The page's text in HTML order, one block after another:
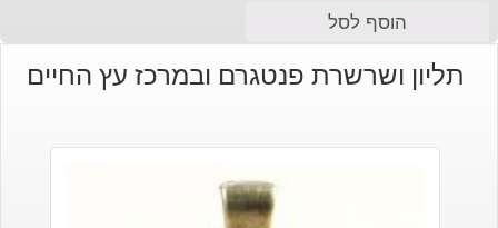
המקורי
היה:
הנוכחי
הוא:
הוסף לסל
תליון ושרשרת פנטגרם ובמרכז עץ החיים